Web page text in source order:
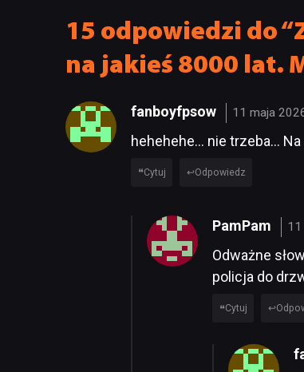
15 odpowiedzi do
na jakieś 8000 lat.
fanboyfpsow 11 maja
hehehehe… nie trzeba…
Cytuj Odpowiedz
PamPam
Odważne
policja do
Cytuj